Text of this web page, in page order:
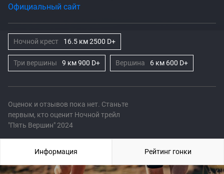
Оценок и отзывов пока нет. Станьте
первым, кто оценит Ночной трейл
"Пять Вершин" 2024
Официальный сайт
Ночной крест 16.5 км 2500 D+
Три вершины 9 км 900 D+ Вершина 6 км 600 D+
Информация Рейтинг гонки